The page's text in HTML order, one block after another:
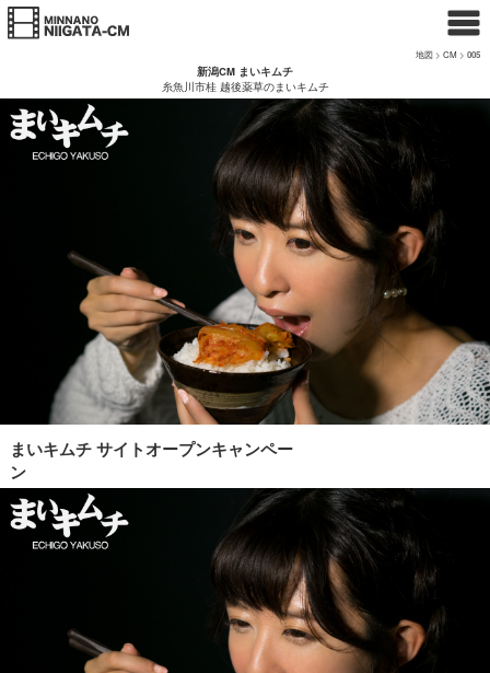
地図 >CM >005
新潟CM まいキムチ
糸魚川市桂 越後薬草のまいキムチ
まいキムチ サイトオープンキャンペー
ン